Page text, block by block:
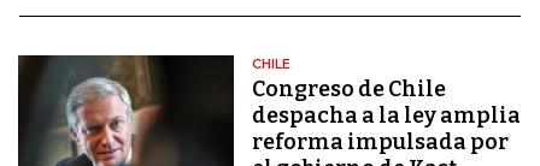
CHILE
Congreso de Chile
despacha a la ley amplia
reforma impulsada por